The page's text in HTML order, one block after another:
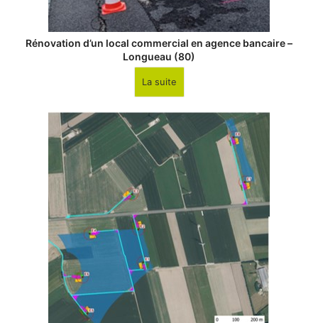
Rénovation d’un local commercial en agence bancaire –
Longueau (80)
La suite